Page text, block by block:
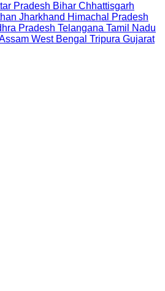
Pradesh Bihar Chhattisgarh
Jharkhand Himachal Pradesh
Pradesh Telangana Tamil Nadu
West Bengal Tripura Gujarat